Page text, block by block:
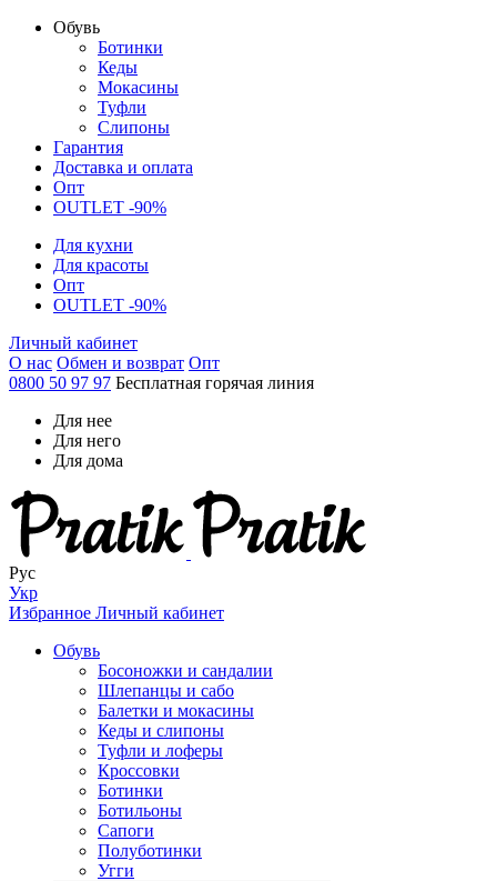
Обувь
Ботинки
Кеды
Мокасины
Туфли
Слипоны
Гарантия
Доставка и оплата
Опт
OUTLET -90%
Для кухни
Для красоты
Опт
OUTLET -90%
Личный кабинет
О нас Обмен и возврат Опт
0800 50 97 97 Бесплатная горячая линия
Для нее
Для него
Для дома
Рус
Укр
Избранное Личный кабинет
Обувь
Босоножки и сандалии
Шлепанцы и сабо
Балетки и мокасины
Кеды и слипоны
Туфли и лоферы
Кроссовки
Ботинки
Ботильоны
Сапоги
Полуботинки
Угги